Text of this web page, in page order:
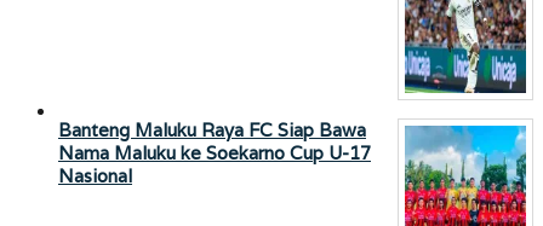
Banteng Maluku Raya FC Siap Bawa
Nama Maluku ke Soekarno Cup U-17
Nasional